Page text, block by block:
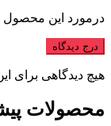
درمورد این محصول
درج دیدگاه
هیچ دیدگاهی برای
محصولات